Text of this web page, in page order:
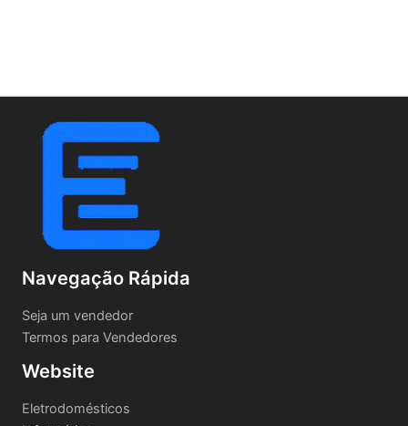
Navegação Rápida
Seja um vendedor
Termos para Vendedores
Website
Eletrodomésticos